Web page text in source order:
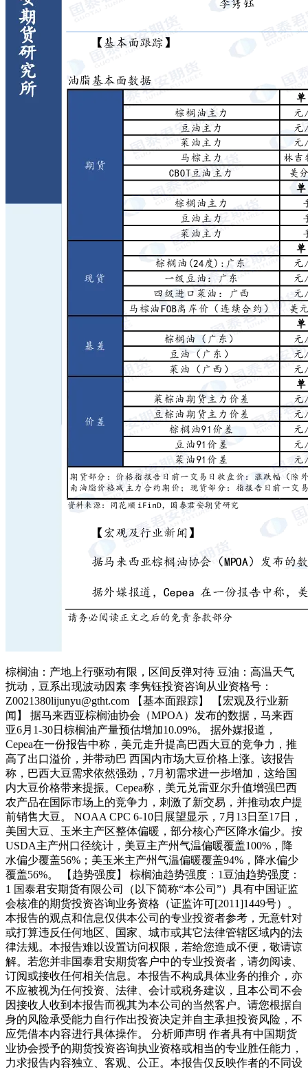
棕榈油：产地上行驱动有限，区间反弹对待 豆油：高温天气
扰动，豆系出现波动因素 李隽钰投资咨询从业资格号：
Z0021380lijunyu@gtht.com 【基本面跟踪】 【宏观及行业新
闻】 据马来西亚棕榈油协会（MPOA）发布的数据，马来西
亚6月1-30日棕榈油产量预估增加10.09%。 据外媒报道，
Cepea在一份报告中称，美元走升提高巴西大豆的竞争力，推
高了出口溢价，并带动巴 西国内市场大豆价格上涨。该报告
称，巴西大豆需求依然强劲，7月初需求进一步增加，这给国
内大豆价格带来提振。Cepea称，美元兑雷亚尔升值增强巴西
农产品在国际市场上的竞争力，刺激了新交易，并推动农户提
前销售大豆。 NOAA CPC 6-10日展望显示，7月13日至17日，
美国大豆、玉米主产区整体偏暖，部分核心产区降水偏少。按
USDA主产州口径统计，美豆主产州气温偏暖覆盖100%，降
水偏少覆盖56%；美玉米主产州气温偏暖覆盖94%，降水偏少
覆盖56%。 【趋势强度】 棕榈油趋势强度：1豆油趋势强度：
1 国泰君安期货有限公司（以下简称“本公司”）具有中国证监
会核准的期货投资咨询业务资格（证监许可[2011]1449号）。
本报告的观点和信息仅供本公司的专业投资者参考，无意针对
或打算违反任何地区、国家、城市或其它法律管辖区域内的法
律法规。本报告难以设置访问权限，若给您造成不便，敬请谅
解。若您并非国泰君安期货客户中的专业投资者，请勿阅读、
订阅或接收任何相关信息。本报告不构成具体业务的推介，亦
不应被视为任何投资、法律、会计或税务建议，且本公司不会
因接收人收到本报告而视其为本公司的当然客户。请您根据自
身的风险承受能力自行作出投资决定并自主承担投资风险，不
应凭借本内容进行具体操作。 分析师声明 作者具有中国期货
业协会授予的期货投资咨询执业资格或相当的专业胜任能力，
力求报告内容独立、客观、公正。本报告仅反映作者的不同设